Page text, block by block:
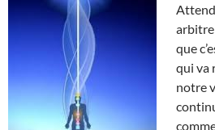
arbitre
que
qui va
notre